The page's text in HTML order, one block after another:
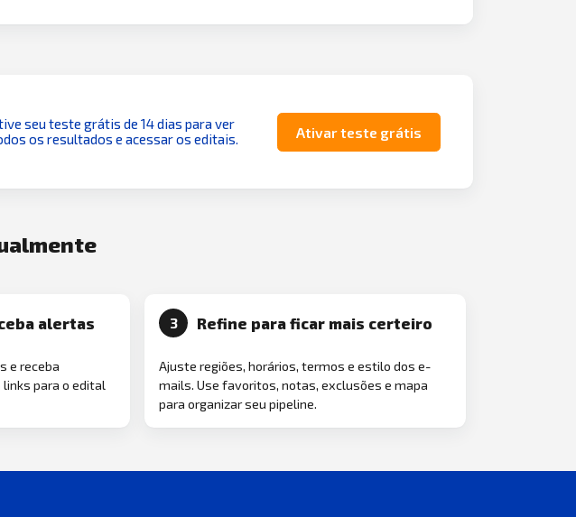
seu teste grátis de 14 dias para ver
os resultados e acessar os editais.
Ativar teste grátis
alertas
e receba
para o edital
3 Refine para ficar mais certeiro
Ajuste regiões, horários, termos e estilo dos e-
mails. Use favoritos, notas, exclusões e mapa
para organizar seu pipeline.